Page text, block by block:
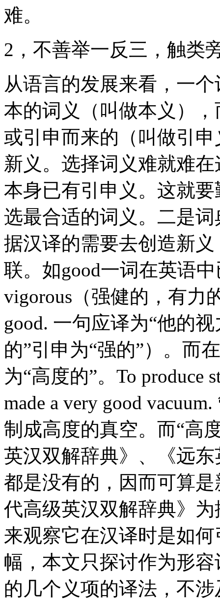
难。
2，不善举一反三，
从语言的发展来看，一
本的词义（叫做本义）
或引申而来的（叫做引
新义。选择词义难就难
本身已有引申义。这就
选最合适的词义。二是
据汉译的需要去创造新
联。如good一词在英语
vigorous（强健的，有力
good. 一句应译为“他的
的”引申为“强的”）。而
为“高度的”。To produce
made a very good
制成高度的真空。而“高
英汉双解辞典》、《远
都是没有的，因而可算
代高级英汉双解辞典》
来观察它在汉译时是如
幅，本文只探讨作为形
的几个义项的译法，不